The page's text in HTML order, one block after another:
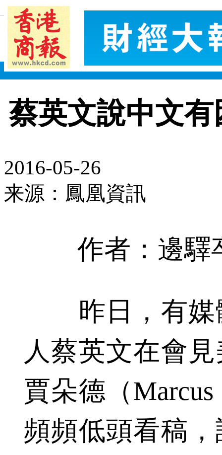
蔡英文說中文
2016-05-26
来源：鳳凰資訊
作者：邊驛
昨日，有媒
人蔡英文在會
賈朵德（
頻頻低頭看稿